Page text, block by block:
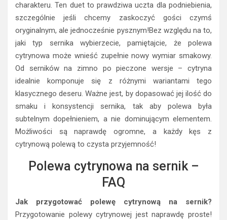
charakteru. Ten duet to prawdziwa uczta dla podniebienia,
szczególnie jeśli chcemy zaskoczyć gości czymś
oryginalnym, ale jednocześnie pysznym!Bez względu na to,
jaki typ sernika wybierzecie, pamiętajcie, że polewa
cytrynowa może wnieść zupełnie nowy wymiar smakowy.
Od serników na zimno po pieczone wersje – cytryna
idealnie komponuje się z różnymi wariantami tego
klasycznego deseru. Ważne jest, by dopasować jej ilość do
smaku i konsystencji sernika, tak aby polewa była
subtelnym dopełnieniem, a nie dominującym elementem.
Możliwości są naprawdę ogromne, a każdy kęs z
cytrynową polewą to czysta przyjemność!
Polewa cytrynowa na sernik –
FAQ
Jak przygotować polewę cytrynową na sernik?
Przygotowanie polewy cytrynowej jest naprawdę proste!